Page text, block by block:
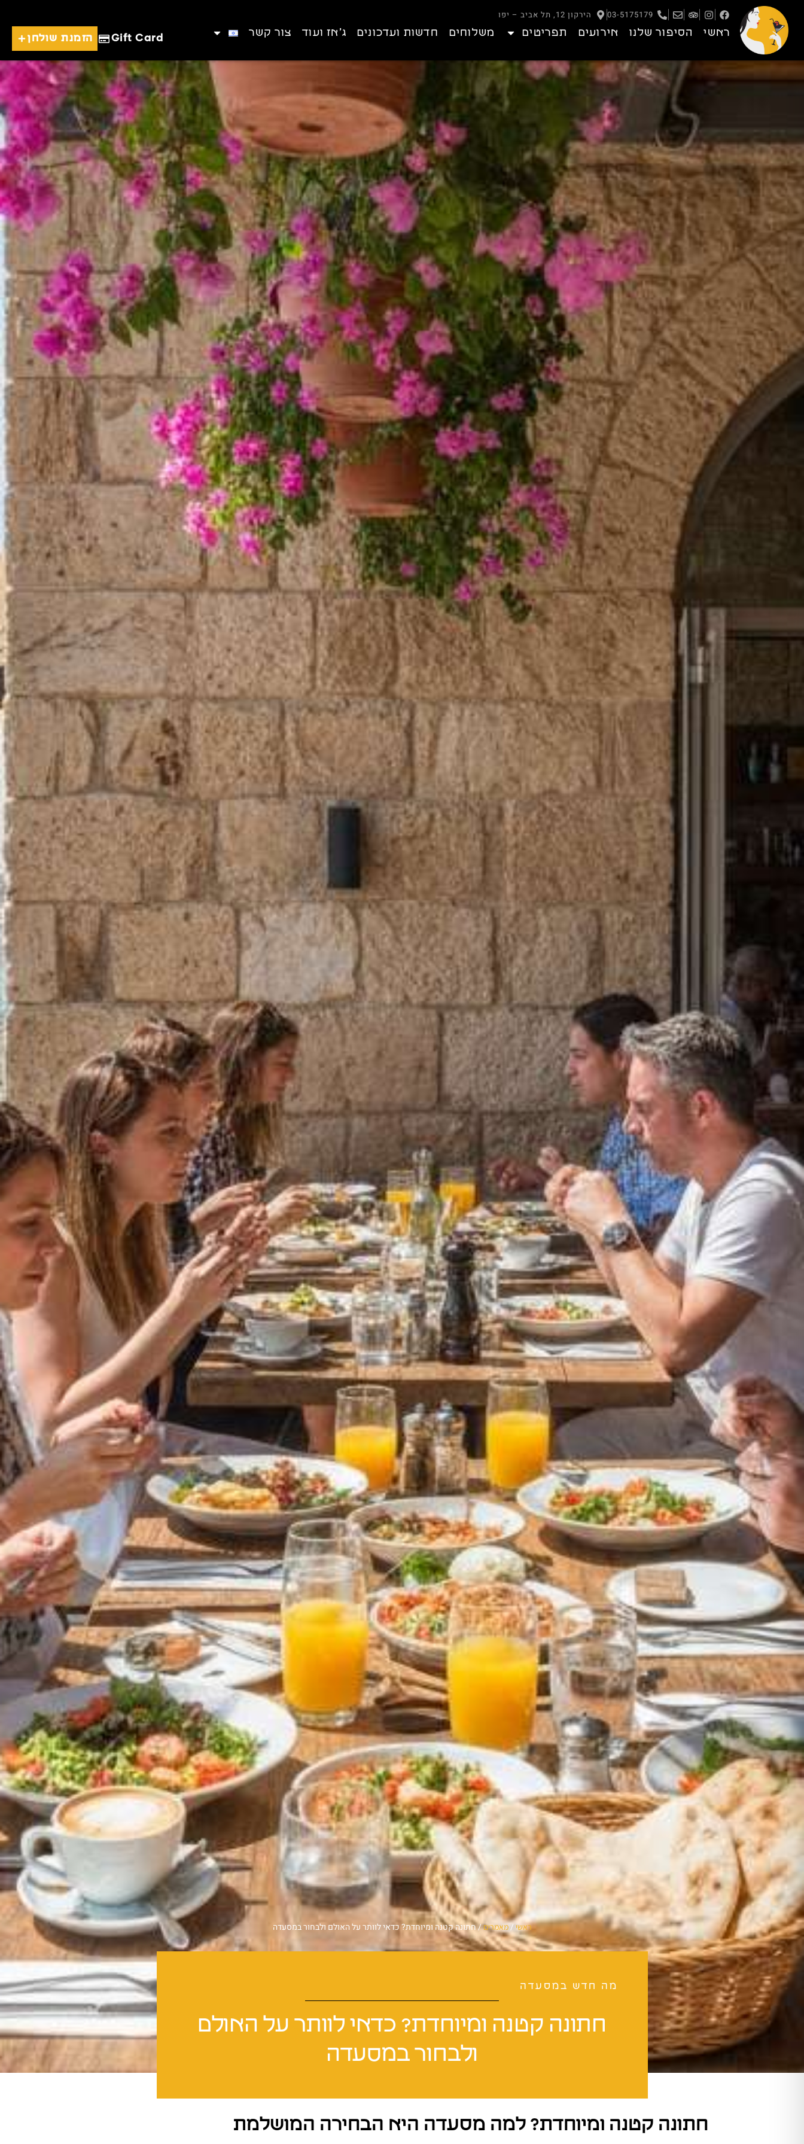
03-5175179 הירקון 12, תל אביב – יפו
ראשי הסיפור שלנו אירועים תפריטים משלוחים חדשות ועדכונים ג’אז ועוד צור קשר Gift Card הזמנת שולחן
ראשי /מאמרים/חתונה קטנה ומיוחדת? כדאי לוותר על האולם ולבחור במסעדה
מה חדש במסעדה
חתונה קטנה ומיוחדת? כדאי לוותר על האולם
ולבחור במסעדה
חתונה קטנה ומיוחדת? למה מסעדה היא הבחירה המושלמת